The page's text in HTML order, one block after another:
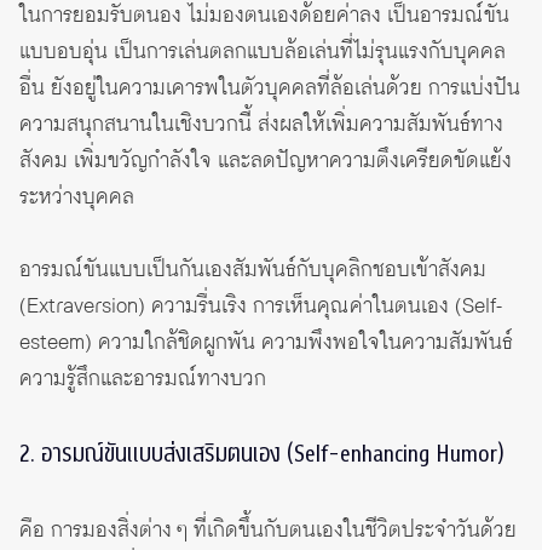
ในการยอมรับตนอง ไม่มองตนเองด้อยค่าลง เป็นอารมณ์ขัน
แบบอบอุ่น เป็นการเล่นตลกแบบล้อเล่นที่ไม่รุนแรงกับบุคคล
อื่น ยังอยู่ในความเคารพในตัวบุคคลที่ล้อเล่นด้วย การแบ่งปัน
ความสนุกสนานในเชิงบวกนี้ ส่งผลให้เพิ่มความสัมพันธ์ทาง
สังคม เพิ่มขวัญกำลังใจ และลดปัญหาความตึงเครียดขัดแย้ง
ระหว่างบุคคล
อารมณ์ขันแบบเป็นกันเองสัมพันธ์กับบุคลิกชอบเข้าสังคม
(Extraversion) ความรื่นเริง การเห็นคุณค่าในตนเอง (Self-
esteem) ความใกล้ชิดผูกพัน ความพึงพอใจในความสัมพันธ์
ความรู้สึกและอารมณ์ทางบวก
2. อารมณ์ขันแบบส่งเสริมตนเอง (Self-enhancing Humor)
คือ การมองสิ่งต่าง ๆ ที่เกิดขึ้นกับตนเองในชีวิตประจำวันด้วย